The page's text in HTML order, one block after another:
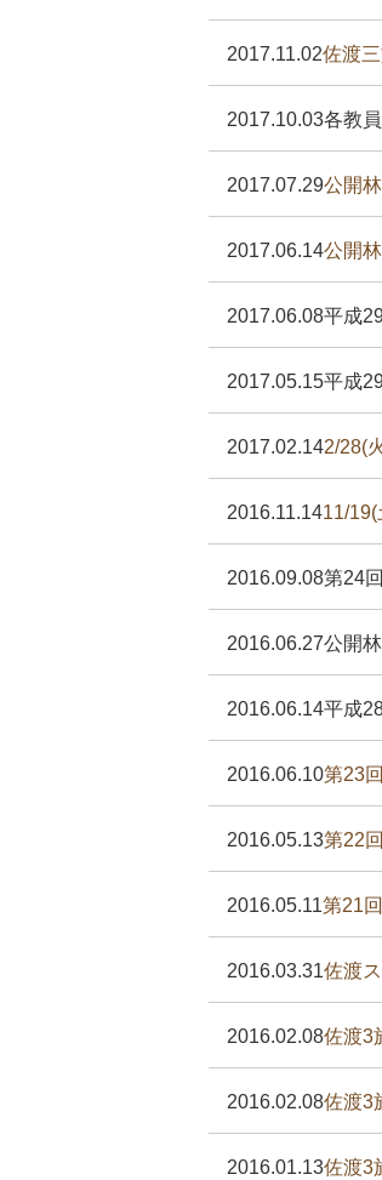
2017.11.02佐渡
2017.10.03各教
2017.07.29公開
2017.06.14公開
2017.06.08平成
2017.05.15平成
2017.02.142/28(
2016.11.1411/
2016.09.08第24
2016.06.27公開
2016.06.14平成
2016.06.10第23
2016.05.13第22
2016.05.11第21
2016.03.31佐渡
2016.02.08佐渡3
2016.02.08佐渡3
2016.01.13佐渡3